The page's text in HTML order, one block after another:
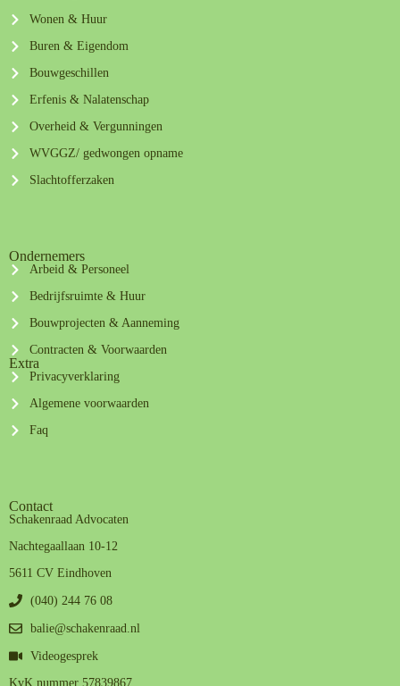
Wonen & Huur
Buren & Eigendom
Bouwgeschillen
Erfenis & Nalatenschap
Overheid & Vergunningen
WVGGZ/ gedwongen opname
Slachtofferzaken
Ondernemers
Arbeid & Personeel
Bedrijfsruimte & Huur
Bouwprojecten & Aanneming
Contracten & Voorwaarden
Extra
Privacyverklaring
Algemene voorwaarden
Faq
Contact
Schakenraad Advocaten
Nachtegaallaan 10-12
5611 CV Eindhoven
(040) 244 76 08
balie@schakenraad.nl
Videogesprek
KvK nummer 57839867